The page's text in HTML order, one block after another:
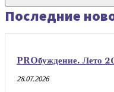
Последние
PROбуждение. Лето
28.07.2026